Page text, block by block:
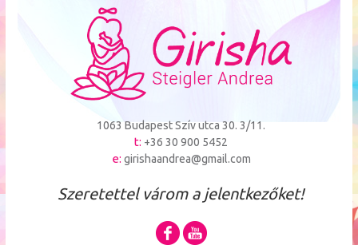
1063 Budapest Szív utca 30. 3/11.
t: +36 30 900 5452
e: girishaandrea@gmail.com
Szeretettel várom a jelentkezőket!